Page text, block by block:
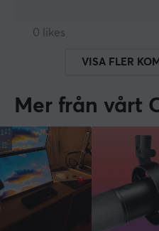
0 likes
VISA FLER
Mer från vårt